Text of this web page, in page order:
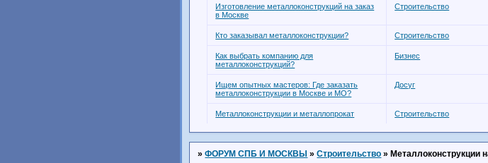
Изготовление металлоконструкций на заказ
в Москве
Строительство
Кто заказывал металлоконструкции? Строительство
Как выбрать компанию для
металлоконструкций?
Бизнес
Ищем опытных мастеров: Где заказать
металлоконструкции в Москве и МО?
Досуг
Металлоконструкции и металлопрокат Строительство
»ФОРУМ СПБ И МОСКВЫ »Строительство » Металлоконструкции